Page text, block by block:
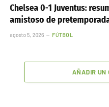
Chelsea 0-1 Juventus:
amistoso de
agosto 5, 2026 FÚTBOL
AÑADIR UN